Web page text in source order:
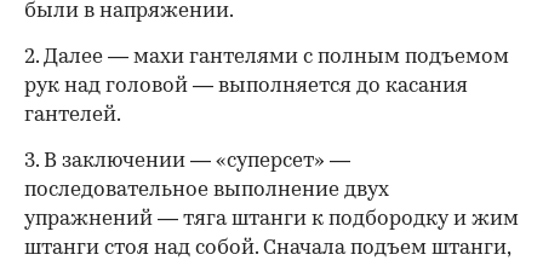
были в напряжении.
2. Далее — махи гантелями с полным подъемом
рук над головой — выполняется до касания
гантелей.
3. В заключении — «суперсет» —
последовательное выполнение двух
упражнений — тяга штанги к подбородку и жим
штанги стоя над собой. Сначала подъем штанги,